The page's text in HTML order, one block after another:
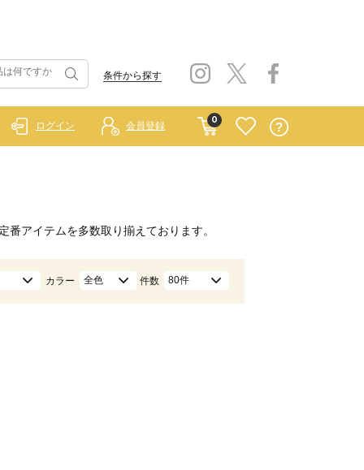
条件から探す
0
ログイン 会員登録
番アイテムを多数取り揃えております。
カラー 全色 件数 80件